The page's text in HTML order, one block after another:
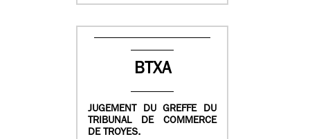
BTXA
JUGEMENT DU GREFFE DU
TRIBUNAL DE COMMERCE
DE TROYES.